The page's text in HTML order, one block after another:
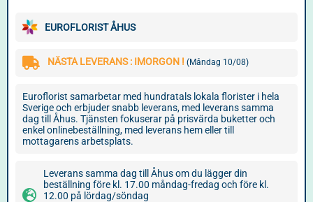
EUROFLORIST ÅHUS
NÄSTA LEVERANS : IMORGON ! (Måndag 10/08)
Euroflorist samarbetar med hundratals lokala florister i hela
Sverige och erbjuder snabb leverans, med leverans samma
dag till Åhus. Tjänsten fokuserar på prisvärda buketter och
enkel onlinebeställning, med leverans hem eller till
mottagarens arbetsplats.
Leverans samma dag till Åhus om du lägger din
beställning före kl. 17.00 måndag-fredag och före kl.
12.00 på lördag/söndag